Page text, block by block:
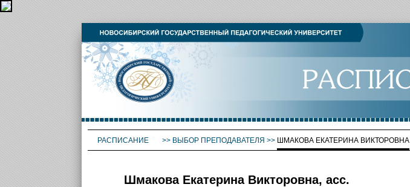
РАСПИСАНИЕ >> ВЫБОР ПРЕПОДАВАТЕЛЯ >> ШМАКОВА ЕКАТЕРИНА ВИКТОРОВНА
Шмакова Екатерина Викторовна, асс.